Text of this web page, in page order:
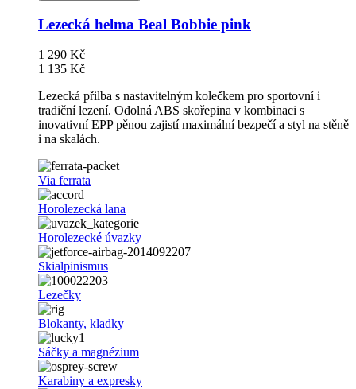
Lezecká helma Beal Bobbie pink
1 290 Kč
1 135 Kč
Lezecká přilba s nastavitelným kolečkem pro sportovní i
tradiční lezení. Odolná ABS skořepina v kombinaci s
inovativní EPP pěnou zajistí maximální bezpečí a styl na stěně
i na skalách.
Via ferrata
Horolezecká lana
Horolezecké úvazky
Skialpinismus
Lezečky
Blokanty, kladky
Sáčky a magnézium
Karabiny a expresky